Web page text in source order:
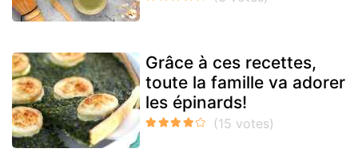
Grâce à ces recettes,
toute la famille va adorer
les épinards!